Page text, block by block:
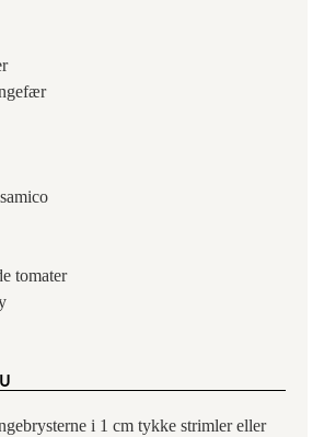
tomater
i 1 cm tykke strimler eller